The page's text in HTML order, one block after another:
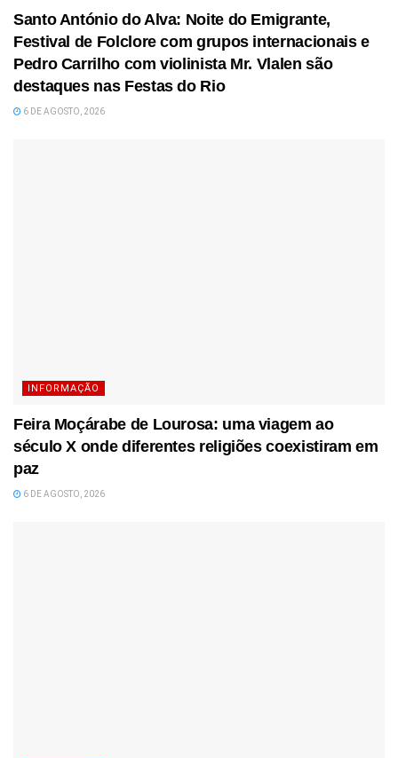
Santo António do Alva: Noite do Emigrante,
Festival de Folclore com grupos internacionais e
Pedro Carrilho com violinista Mr. Vlalen são
destaques nas Festas do Rio
6 DE AGOSTO, 2026
INFORMAÇÃO
Feira Moçárabe de Lourosa: uma viagem ao
século X onde diferentes religiões coexistiram em
paz
6 DE AGOSTO, 2026